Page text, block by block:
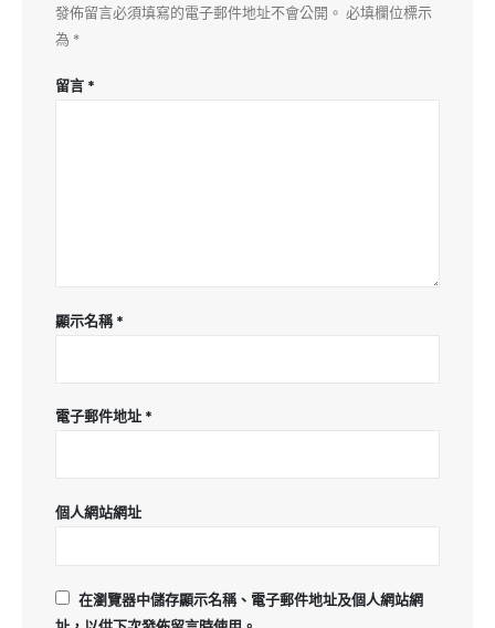
發佈留言必須填寫的電子郵件地址不會公開。 必填欄位標示
為 *
留言 *
顯示名稱*
電子郵件地址 *
個人網站網址
在瀏覽器中儲存顯示名稱、電子郵件地址及個人網站網